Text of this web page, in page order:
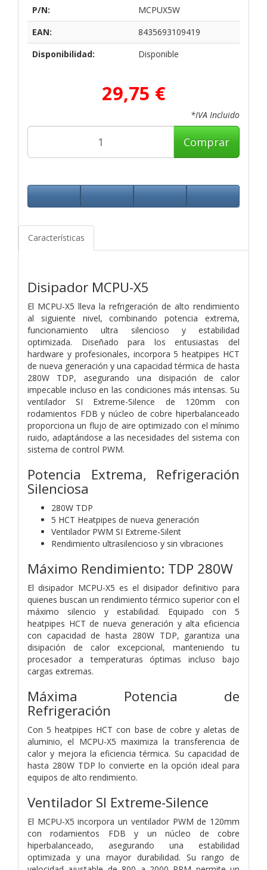
P/N:
MCPUX5W
EAN:
8435693109419
Disponibilidad:
Disponible
29,75 €
*IVA Incluido
Comprar
Características
Disipador MCPU-X5
El MCPU-X5 lleva la refrigeración de alto rendimiento
al siguiente nivel, combinando potencia extrema,
funcionamiento ultra silencioso y estabilidad
optimizada. Diseñado para los entusiastas del
hardware y profesionales, incorpora 5 heatpipes HCT
de nueva generación y una capacidad térmica de hasta
280W TDP, asegurando una disipación de calor
impecable incluso en las condiciones más intensas. Su
ventilador SI Extreme-Silence de 120mm con
rodamientos FDB y núcleo de cobre hiperbalanceado
proporciona un flujo de aire optimizado con el mínimo
ruido, adaptándose a las necesidades del sistema con
sistema de control PWM.
Potencia Extrema, Refrigeración
Silenciosa
280W TDP
5 HCT Heatpipes de nueva generación
Ventilador PWM SI Extreme-Silent
Rendimiento ultrasilencioso y sin vibraciones
Máximo Rendimiento: TDP 280W
El disipador MCPU-X5 es el disipador definitivo para
quienes buscan un rendimiento térmico superior con el
máximo silencio y estabilidad. Equipado con 5
heatpipes HCT de nueva generación y alta eficiencia
con capacidad de hasta 280W TDP, garantiza una
disipación de calor excepcional, manteniendo tu
procesador a temperaturas óptimas incluso bajo
cargas extremas.
Máxima Potencia de
Refrigeración
Con 5 heatpipes HCT con base de cobre y aletas de
aluminio, el MCPU-X5 maximiza la transferencia de
calor y mejora la eficiencia térmica. Su capacidad de
hasta 280W TDP lo convierte en la opción ideal para
equipos de alto rendimiento.
Ventilador SI Extreme-Silence
El MCPU-X5 incorpora un ventilador PWM de 120mm
con rodamientos FDB y un núcleo de cobre
hiperbalanceado, asegurando una estabilidad
optimizada y una mayor durabilidad. Su rango de